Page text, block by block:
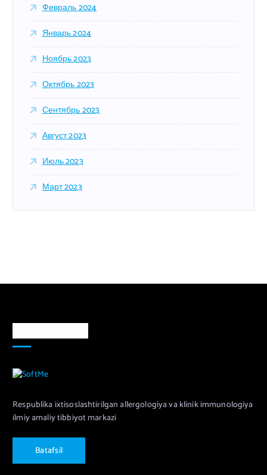
Февраль 2024
Январь 2024
Ноябрь 2023
Октябрь 2023
Сентябрь 2023
Август 2023
Июль 2023
Март 2023
Respublika ixtisoslashtirilgan allergologiya va klinik immunologiya
ilmiy amaliy tibbiyot markazi
Batafsil